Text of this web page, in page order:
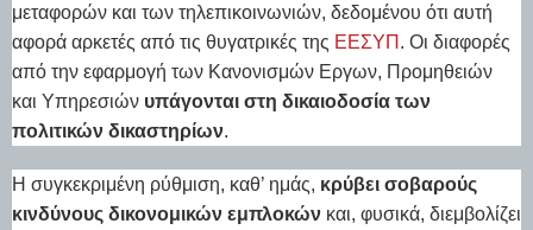
μεταφορών και των τηλεπικοινωνιών, δεδομένου ότι αυτή
αφορά αρκετές από τις θυγατρικές της ΕΕΣΥΠ . Οι διαφορές
από την εφαρμογή των Κανονισμών Εργων, Προμηθειών
και Υπηρεσιών υπάγονται στη δικαιοδοσία των
πολιτικών δικαστηρίων.
Η συγκεκριμένη ρύθμιση, καθ’ ημάς, κρύβει σοβαρούς
κινδύνους δικονομικών εμπλοκών και, φυσικά, διεμβολίζει